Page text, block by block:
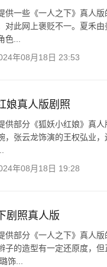
供一些《一人之下》真人
对此网上褒贬不一。夏禾
色...
年08月18日 23:53
娘真人版剧照
供部分《狐妖小红娘》真
，张云龙饰演的王权弘业
年08月18日 19:28
剧照真人版
供部分《一人之下》真人
子的造型有一定还原度，
饰...